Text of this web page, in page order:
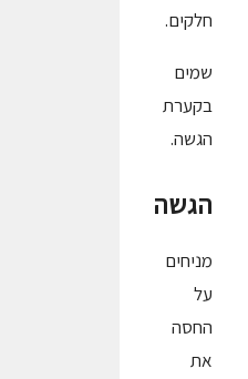
חלקים.
שמים
בקערת
הגשה.
הגשה
מניחים
על
החסה
את